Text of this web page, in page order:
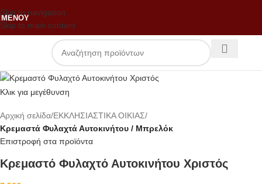
Skip to navigation
Skip to main content
ΜΕΝΟΎ
Κλικ για μεγέθυνση
Αρχική σελίδα ΕΚΚΛΗΣΙΑΣΤΙΚΑ ΟΙΚΙΑΣ
Κρεμαστά Φυλαχτά Αυτοκινήτου / Μπρελόκ
Επιστροφή στα προϊόντα
Κρεμαστό Φυλαχτό Αυτοκινήτου Χριστός